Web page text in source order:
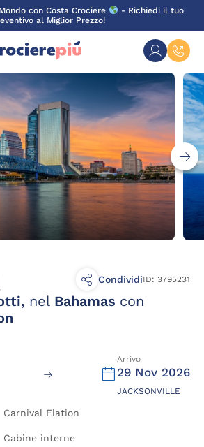
con Costa Crociere
- Richiedi il tuo
al Miglior Prezzo!
nel Bahamas con
CondividiID: 3795231
Arrivo
29 Nov 2026
JACKSONVILLE
Carnival Elation
Cabine interne